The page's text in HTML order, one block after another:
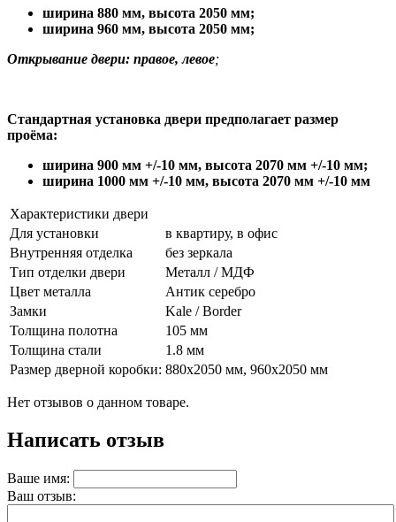
ширина 880 мм, высота 2050 мм;
ширина 960 мм, высота 2050 мм;
Открывание двери: правое, левое;
Стандартная установка двери предполагает размер
проёма:
ширина 900 мм +/-10 мм, высота 2070 мм +/-10 мм;
ширина 1000 мм +/-10 мм, высота 2070 мм +/-10 мм
Характеристики двери
Для установки
в квартиру, в офис
Внутренняя отделка
без зеркала
Тип отделки двери
Металл / МДФ
Цвет металла
Антик серебро
Замки
Kale / Border
Толщина полотна
105 мм
Толщина стали
1.8 мм
Размер дверной коробки: 880х2050 мм, 960х2050 мм
Нет отзывов о данном товаре.
Написать отзыв
Ваше имя:
Ваш отзыв: